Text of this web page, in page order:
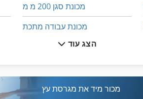
מכונת סגן 200 מ מ
מכונת עבודה מתכת
מנשא 2 עגור 20 5 כדי
מסגרת מתגלגל
הצג עוד
מכור מיד את מגרסת עץ